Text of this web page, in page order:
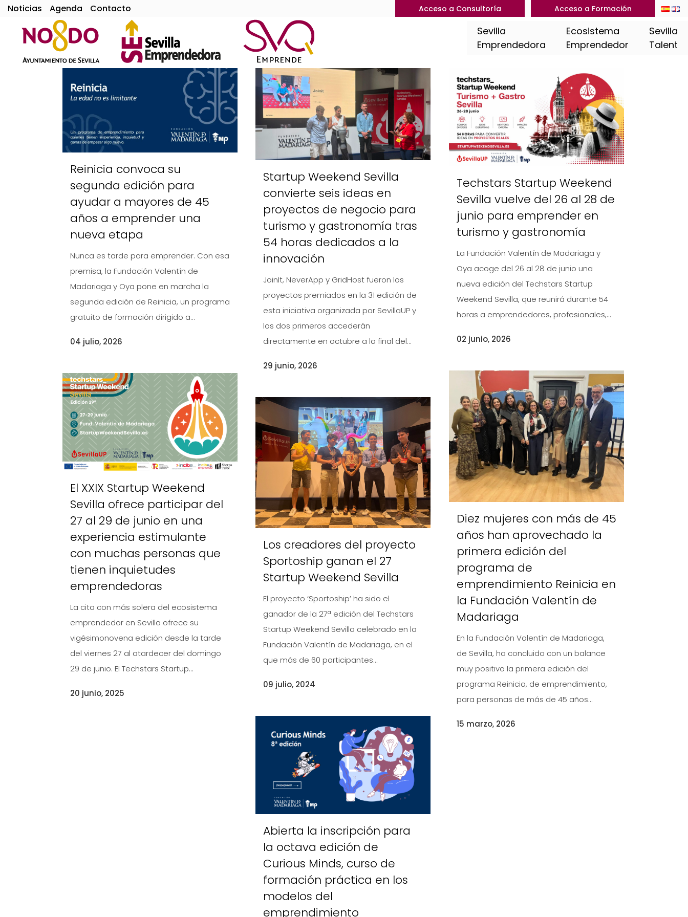
Noticias Agenda Contacto Acceso a Consultoría Acceso a Formación
Sevilla
Emprendedora
Ecosistema
Emprendedor
Sevilla
Talent
Reinicia convoca su
segunda edición para
ayudar a mayores de 45
años a emprender una
nueva etapa
Nunca es tarde para emprender. Con esa
premisa, la Fundación Valentín de
Madariaga y Oya pone en marcha la
segunda edición de Reinicia, un programa
gratuito de formación dirigido a...
04 julio, 2026
Startup Weekend Sevilla
convierte seis ideas en
proyectos de negocio para
turismo y gastronomía tras
54 horas dedicados a la
innovación
JoinIt, NeverApp y GridHost fueron los
proyectos premiados en la 31 edición de
esta iniciativa organizada por SevillaUP y
los dos primeros accederán
directamente en octubre a la final del...
29 junio, 2026
Techstars Startup Weekend
Sevilla vuelve del 26 al 28 de
junio para emprender en
turismo y gastronomía
La Fundación Valentín de Madariaga y
Oya acoge del 26 al 28 de junio una
nueva edición del Techstars Startup
Weekend Sevilla, que reunirá durante 54
horas a emprendedores, profesionales,...
02 junio, 2026
Diez mujeres con más de 45
años han aprovechado la
primera edición del
programa de
emprendimiento Reinicia en
la Fundación Valentín de
Madariaga
En la Fundación Valentín de Madariaga,
de Sevilla, ha concluido con un balance
muy positivo la primera edición del
programa Reinicia, de emprendimiento,
para personas de más de 45 años...
15 marzo, 2026
El XXIX Startup Weekend
Sevilla ofrece participar del
27 al 29 de junio en una
experiencia estimulante
con muchas personas que
tienen inquietudes
emprendedoras
La cita con más solera del ecosistema
emprendedor en Sevilla ofrece su
vigésimonovena edición desde la tarde
del viernes 27 al atardecer del domingo
29 de junio. El Techstars Startup...
20 junio, 2025
Los creadores del proyecto
Sportoship ganan el 27
Startup Weekend Sevilla
El proyecto ‘Sportoship’ ha sido el
ganador de la 27ª edición del Techstars
Startup Weekend Sevilla celebrado en la
Fundación Valentín de Madariaga, en el
que más de 60 participantes...
09 julio, 2024
Abierta la inscripción para
la octava edición de
Curious Minds, curso de
formación práctica en los
modelos del
emprendimiento